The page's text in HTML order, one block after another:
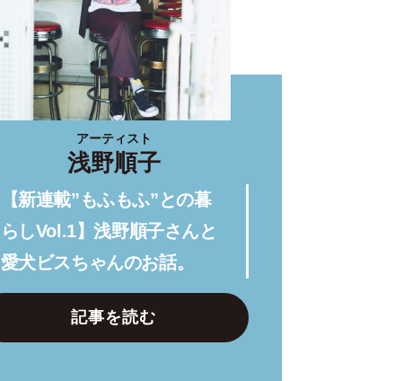
アーティスト
浅野順子
【新連載”もふもふ”との暮
らしVol.1】浅野順子さんと
愛犬ビスちゃんのお話。
記事を読む